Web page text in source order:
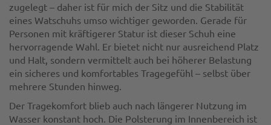
zugelegt – daher ist für mich der Sitz und die Stabilität
eines Watschuhs umso wichtiger geworden. Gerade für
Personen mit kräftigerer Statur ist dieser Schuh eine
hervorragende Wahl. Er bietet nicht nur ausreichend Platz
und Halt, sondern vermittelt auch bei höherer Belastung
ein sicheres und komfortables Tragegefühl – selbst über
mehrere Stunden hinweg.
Der Tragekomfort blieb auch nach längerer Nutzung im
Wasser konstant hoch. Die Polsterung im Innenbereich ist